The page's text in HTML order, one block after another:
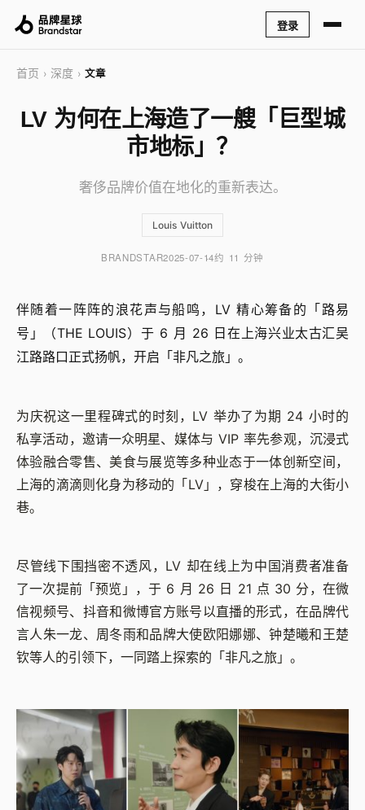
登录
首页 › 深度 › 文章
LV 为何在上海造了一艘「巨型城
市地标」？
奢侈品牌价值在地化的重新表达。
Louis Vuitton
BRANDSTAR2025-07-14约 11 分钟
伴随着一阵阵的浪花声与船鸣，LV 精心筹备的「路易
号」（THE LOUIS）于 6 月 26 日在上海兴业太古汇吴
江路路口正式扬帆，开启「非凡之旅」。
为庆祝这一里程碑式的时刻，LV 举办了为期 24 小时的
私享活动，邀请一众明星、媒体与 VIP 率先参观，沉浸式
体验融合零售、美食与展览等多种业态于一体创新空间，
上海的滴滴则化身为移动的「LV」，穿梭在上海的大街小
巷。
尽管线下围挡密不透风，LV 却在线上为中国消费者准备
了一次提前「预览」，于 6 月 26 日 21 点 30 分，在微
信视频号、抖音和微博官方账号以直播的形式，在品牌代
言人朱一龙、周冬雨和品牌大使欧阳娜娜、钟楚曦和王楚
钦等人的引领下，一同踏上探索的「非凡之旅」。